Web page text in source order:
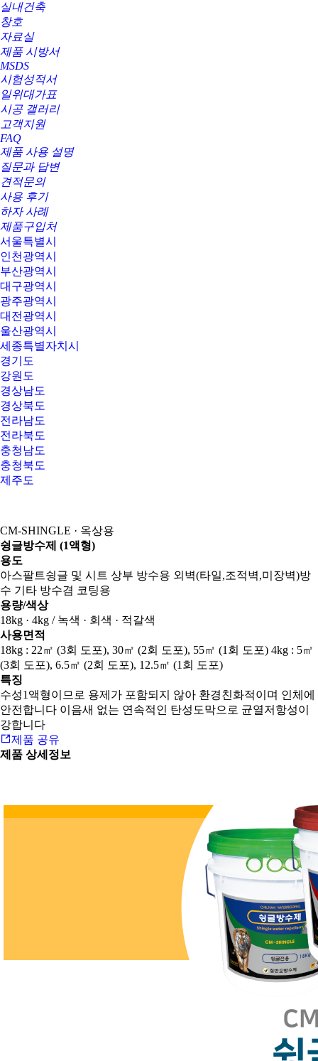
실내건축
창호
자료실
제품 시방서
MSDS
시험성적서
일위대가표
시공 갤러리
고객지원
FAQ
제품 사용 설명
질문과 답변
견적문의
사용 후기
하자 사례
제품구입처
서울특별시
인천광역시
부산광역시
대구광역시
광주광역시
대전광역시
울산광역시
세종특별자치시
경기도
강원도
경상남도
경상북도
전라남도
전라북도
충청남도
충청북도
제주도
CM-SHINGLE · 옥상용
슁글방수제 (1액형)
용도
아스팔트슁글 및 시트 상부 방수용 외벽(타일,조적벽,미장벽)방
수 기타 방수겸 코팅용
용량/색상
18kg · 4kg / 녹색 · 회색 · 적갈색
사용면적
18kg : 22㎡ (3회 도포), 30㎡ (2회 도포), 55㎡ (1회 도포) 4kg : 5㎡
(3회 도포), 6.5㎡ (2회 도포), 12.5㎡ (1회 도포)
특징
수성1액형이므로 용제가 포함되지 않아 환경친화적이며 인체에
안전합니다 이음새 없는 연속적인 탄성도막으로 균열저항성이
강합니다
제품 공유
제품 상세정보